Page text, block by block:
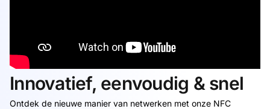
Innovatief, eenvoudig & snel
Ontdek de nieuwe manier van netwerken met onze NFC